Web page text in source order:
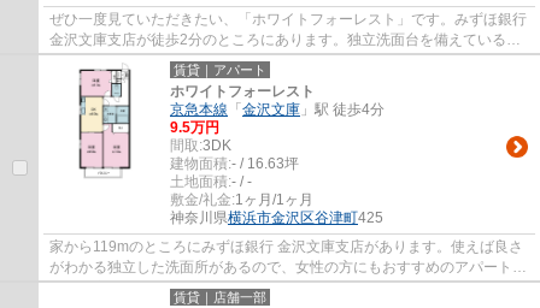
ぜひ一度見ていただきたい、「ホワイトフォーレスト」です。みずほ銀行
金沢文庫支店が徒歩2分のところにあります。独立洗面台を備えているの
で、歯ブラシやドライヤーなどもまとめて...
賃貸｜アパート
ホワイトフォーレスト
京急本線 「 金沢文庫 」駅 徒歩4分
9.5万円
間取:3DK
建物面積:- / 16.63坪
土地面積:- / -
敷金/礼金:1ヶ月/1ヶ月
神奈川県横浜市金沢区谷津町425
家から119mのところにみずほ銀行 金沢文庫支店があります。使えば良さ
がわかる独立した洗面所があるので、女性の方にもおすすめのアパートで
す。来客時にはTVインターホンを使用して訪...
賃貸｜店舗一部